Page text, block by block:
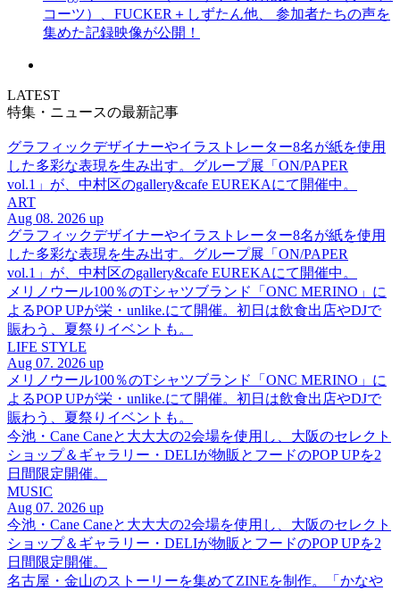
コーツ）、FUCKER＋しずたん他、 参加者たちの声を
集めた記録映像が公開！
LATEST
特集・ニュースの最新記事
グラフィックデザイナーやイラストレーター8名が紙を使用
した多彩な表現を生み出す。グループ展「ON/PAPER
vol.1」が、中村区のgallery&cafe EUREKAにて開催中。
ART
Aug 08. 2026 up
グラフィックデザイナーやイラストレーター8名が紙を使用
した多彩な表現を生み出す。グループ展「ON/PAPER
vol.1」が、中村区のgallery&cafe EUREKAにて開催中。
メリノウール100％のTシャツブランド「ONC MERINO」に
よるPOP UPが栄・unlike.にて開催。初日は飲食出店やDJで
賑わう、夏祭りイベントも。
LIFE STYLE
Aug 07. 2026 up
メリノウール100％のTシャツブランド「ONC MERINO」に
よるPOP UPが栄・unlike.にて開催。初日は飲食出店やDJで
賑わう、夏祭りイベントも。
今池・Cane Caneと大大大の2会場を使用し、大阪のセレクト
ショップ＆ギャラリー・DELIが物販とフードのPOP UPを2
日間限定開催。
MUSIC
Aug 07. 2026 up
今池・Cane Caneと大大大の2会場を使用し、大阪のセレクト
ショップ＆ギャラリー・DELIが物販とフードのPOP UPを2
日間限定開催。
名古屋・金山のストーリーを集めてZINEを制作。「かなや